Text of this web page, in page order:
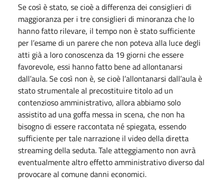
Se così è stato, se cioè a differenza dei consiglieri di
maggioranza per i tre consiglieri di minoranza che lo
hanno fatto rilevare, il tempo non è stato sufficiente
per l’esame di un parere che non poteva alla luce degli
atti già a loro conoscenza da 19 giorni che essere
favorevole, essi hanno fatto bene ad allontanarsi
dall’aula. Se così non è, se cioè l’allontanarsi dall’aula è
stato strumentale al precostituire titolo ad un
contenzioso amministrativo, allora abbiamo solo
assistito ad una goffa messa in scena, che non ha
bisogno di essere raccontata né spiegata, essendo
sufficiente per tale narrazione il video della diretta
streaming della seduta. Tale atteggiamento non avrà
eventualmente altro effetto amministrativo diverso dal
provocare al comune danni economici.